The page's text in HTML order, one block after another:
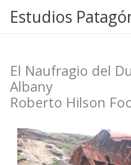
contenido
Estudios
El Naufragio del
Albany
Roberto Hilson